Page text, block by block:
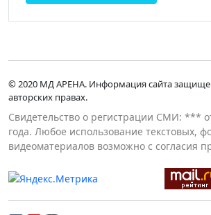
© 2020 МД АРЕНА. Информация сайта
авторских правах.
Свидетельство о регистрации СМИ: ***
года. Любое использование текстовых,
видеоматериалов возможно с согласия